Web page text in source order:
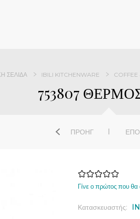
ΣΕΛΊΔΑ IBILI KITCHENWARE COFFEE
753807
ΠΡΟΗΓ
Γίνε ο πρώτος που θα
Κατασκευαστής: